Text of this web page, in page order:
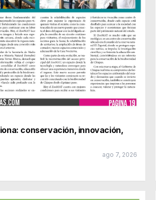
conservación, innovación,
ago 7, 2026